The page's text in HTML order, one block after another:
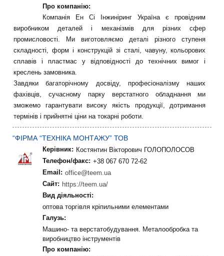
Про компанію:
Компанія Ен Сі Інжиніринг Україна є провідним
виробником деталей і механізмів для різних сфер
промисловості. Ми виготовляємо деталі різного ступеня
складності, форм і конструкцій зі сталі, чавуну, кольорових
сплавів і пластмас у відповідності до технічних вимог і
креслень замовника.
Завдяки багаторічному досвіду, професіоналізму наших
фахівців, сучасному парку верстатного обладнання ми
зможемо гарантувати високу якість продукції, дотримання
термінів і прийнятні ціни на токарні роботи.
“ФІРМА “ТЕХНІКА МОНТАЖУ” ТОВ
Керівник: Костянтин Вікторович ГОЛОПОЛОСОВ
Телефон/факс: +38 067 670 72-62
Email: office@teem.ua
Сайт: https://teem.ua/
Вид діяльності:
оптова торгівля кріпильними елементами
Галузь:
Машино- та верстатобудування. Металообробка та
виробництво інструментів
Про компанію: